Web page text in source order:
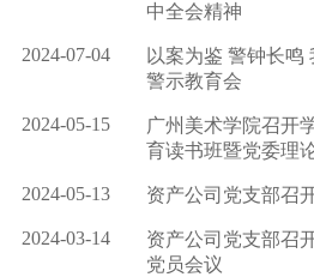
中全会精神
2024-07-04
以案为鉴 警钟长鸣
警示教育会
2024-05-15
广州美术学院召开
育读书班暨党委理
2024-05-13 资产公司党支部召
2024-03-14
资产公司党支部召
党员会议